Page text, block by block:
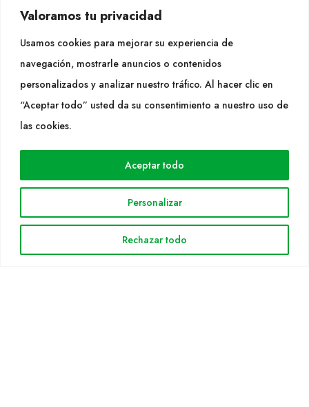
Valoramos tu privacidad
Usamos cookies para mejorar su experiencia de
navegación, mostrarle anuncios o contenidos
personalizados y analizar nuestro tráfico. Al hacer clic en
“Aceptar todo” usted da su consentimiento a nuestro uso de
las cookies.
Personalizar
Rechazar todo
Aceptar todo
Tel. +34 977053013
SEGUEIX-NOS
WEB
Árees de treball
Solicitud Catàleg